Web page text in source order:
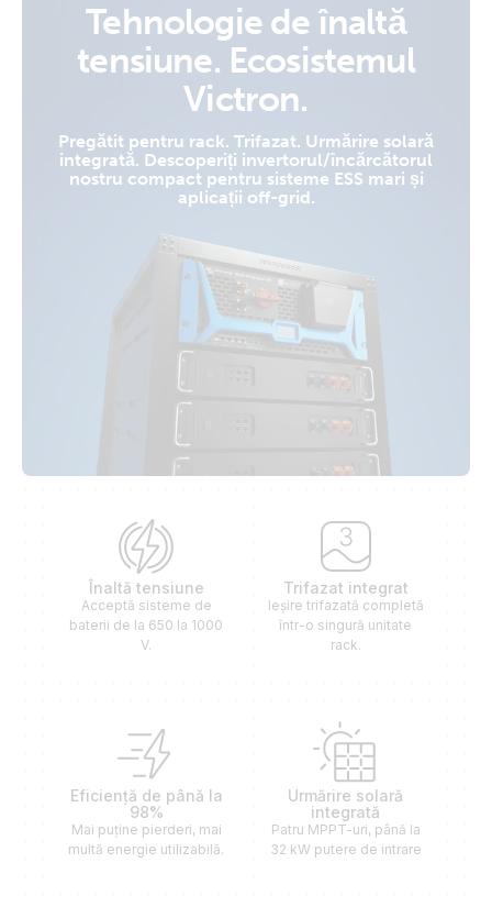
Tehnologie de înaltă
tensiune. Ecosistemul
Victron.
Pregătit pentru rack. Trifazat. Urmărire solară
integrată. Descoperiți invertorul/încărcătorul
nostru compact pentru sisteme ESS mari și
aplicații off-grid.
Înaltă tensiune
Acceptă sisteme de
baterii de la 650 la 1000
V.
Trifazat integrat
Ieșire trifazată completă
într-o singură unitate
rack.
Eficiență de până la
98%
Mai puține pierderi, mai
multă energie utilizabilă.
Urmărire solară
integrată
Patru MPPT-uri, până la
32 kW putere de intrare